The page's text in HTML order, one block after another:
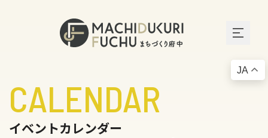
CALENDAR
イベントカレンダー
JA